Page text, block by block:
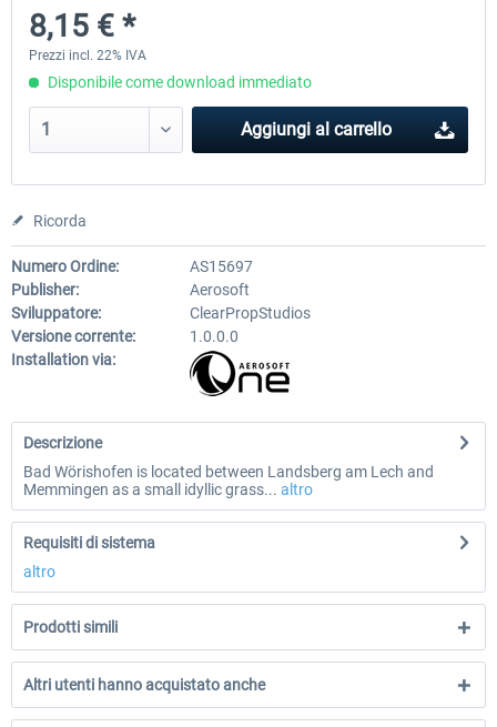
18,40 € *
8,15 € *
Prezzi incl. 22% IVA
Disponibile come download immediato
Aggiungi al carrello
Ricorda
Numero Ordine:
AS15697
Publisher:
Aerosoft
Sviluppatore:
ClearPropStudios
Versione corrente:
1.0.0.0
Installation via:
Descrizione
Bad Wörishofen is located between Landsberg am Lech and
Memmingen as a small idyllic grass... altro
Requisiti di sistema
altro
Prodotti simili
Altri utenti hanno acquistato anche